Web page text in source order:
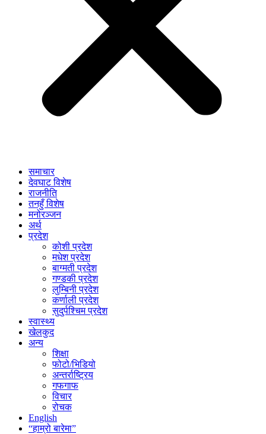
समाचार
देवघाट विशेष
राजनीति
तनहुँ विशेष
मनोरञ्जन
अर्थ
प्रदेश
कोशी प्रदेश
मधेश प्रदेश
बाग्मती प्रदेश
गण्डकी प्रदेश
लुम्बिनी प्रदेश
कर्णाली प्रदेश
सुदुर्पश्चिम प्रदेश
स्वास्थ्य
खेलकुद
अन्य
शिक्षा
फोटो/भिडियो
अन्तर्राष्ट्रिय
गफगाफ
विचार
रोचक
English
“हाम्रो बारेमा”